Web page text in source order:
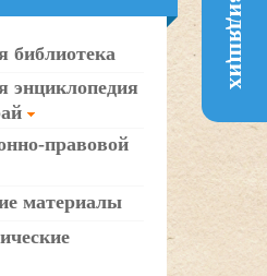
библиотека
энциклопедия
правовой
материалы